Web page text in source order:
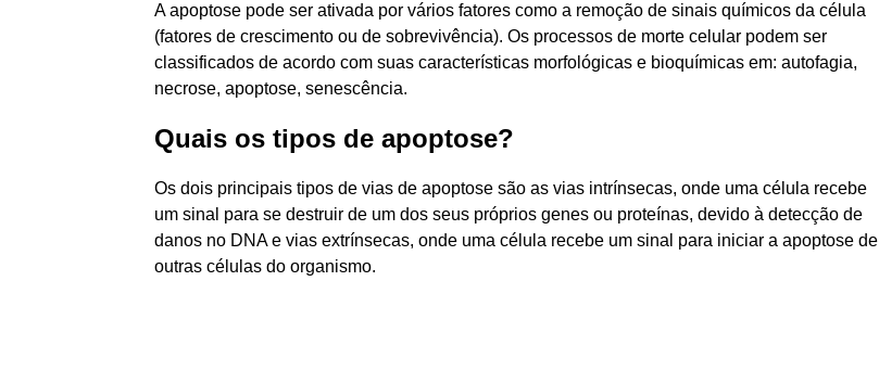
A apoptose pode ser ativada por vários fatores como a remoção de sinais químicos da célula
(fatores de crescimento ou de sobrevivência). Os processos de morte celular podem ser
classificados de acordo com suas características morfológicas e bioquímicas em: autofagia,
necrose, apoptose, senescência.
Quais os tipos de apoptose?
Os dois principais tipos de vias de apoptose são as vias intrínsecas, onde uma célula recebe
um sinal para se destruir de um dos seus próprios genes ou proteínas, devido à detecção de
danos no DNA e vias extrínsecas, onde uma célula recebe um sinal para iniciar a apoptose de
outras células do organismo.